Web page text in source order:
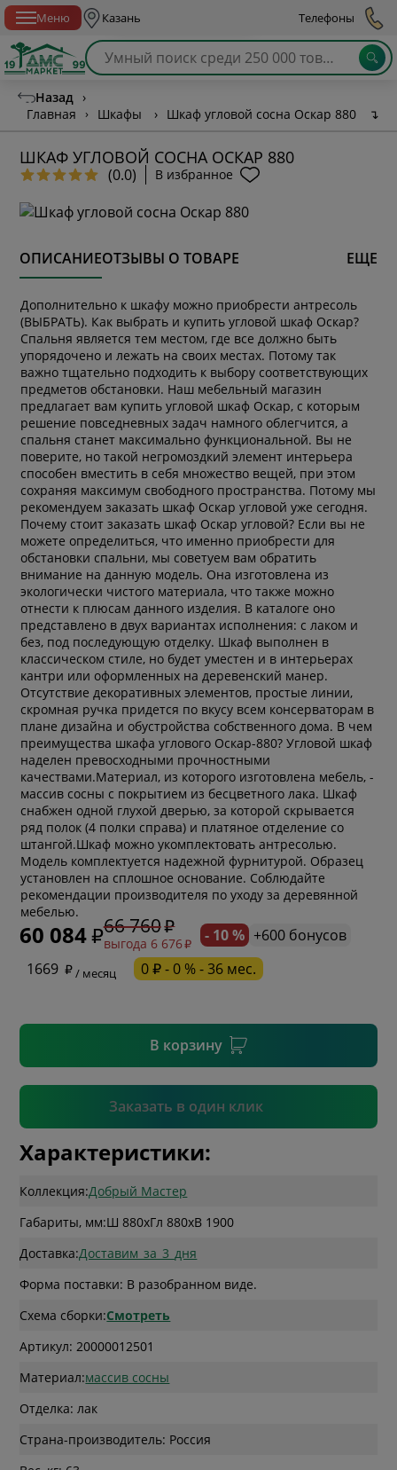
Меню Казань Телефоны
Назад ›
Главная
› Шкафы › Шкаф угловой сосна Оскар 880 ↴
ШКАФ УГЛОВОЙ СОСНА ОСКАР 880
(0.0) В избранное
ОПИСАНИЕОТЗЫВЫ О ТОВАРЕ ЕЩЕ
Дополнительно к шкафу можно приобрести антресоль
(ВЫБРАТЬ). Как выбрать и купить угловой шкаф Оскар?
Спальня является тем местом, где все должно быть
упорядочено и лежать на своих местах. Потому так
важно тщательно подходить к выбору соответствующих
предметов обстановки. Наш мебельный магазин
предлагает вам купить угловой шкаф Оскар, с которым
решение повседневных задач намного облегчится, а
спальня станет максимально функциональной. Вы не
поверите, но такой негромоздкий элемент интерьера
способен вместить в себя множество вещей, при этом
сохраняя максимум свободного пространства. Потому мы
рекомендуем заказать шкаф Оскар угловой уже сегодня.
Почему стоит заказать шкаф Оскар угловой? Если вы не
можете определиться, что именно приобрести для
обстановки спальни, мы советуем вам обратить
внимание на данную модель. Она изготовлена из
экологически чистого материала, что также можно
отнести к плюсам данного изделия. В каталоге оно
представлено в двух вариантах исполнения: с лаком и
без, под последующую отделку. Шкаф выполнен в
классическом стиле, но будет уместен и в интерьерах
кантри или оформленных на деревенский манер.
Отсутствие декоративных элементов, простые линии,
скромная ручка придется по вкусу всем консерваторам в
плане дизайна и обустройства собственного дома. В чем
преимущества шкафа углового Оскар-880? Угловой шкаф
наделен превосходными прочностными
качествами.Материал, из которого изготовлена мебель, -
массив сосны с покрытием из бесцветного лака. Шкаф
снабжен одной глухой дверью, за которой скрывается
ряд полок (4 полки справа) и платяное отделение со
штангой.Шкаф можно укомплектовать антресолью.
Модель комплектуется надежной фурнитурой. Образец
установлен на сплошное основание. Соблюдайте
рекомендации производителя по уходу за деревянной
мебелью.
60 084 66 760
выгода 6 676 - 10 % +600 бонусов
1669
/ месяц 0 ₽ - 0 % - 36 мес.
В корзину
Заказать в один клик
* необязательное поле
Подтвердить
Характеристики:
Коллекция:Добрый Мастер
Габариты, мм:Ш 880xГл 880xВ 1900
Доставка:Доставим_за_3_дня
Форма поставки: В разобранном виде.
Схема сборки:Смотреть
Артикул: 20000012501
Материал:массив сосны
Отделка: лак
Страна-производитель: Россия